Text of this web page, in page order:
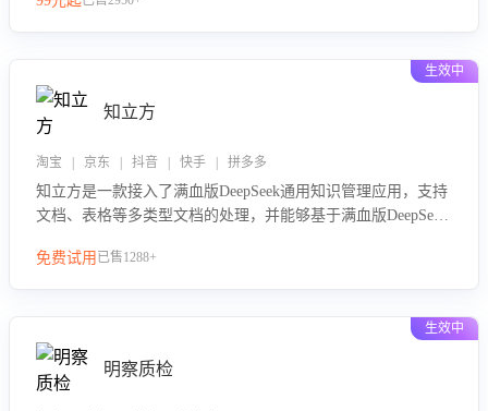
生效中
知立方
淘宝 | 京东 | 抖音 | 快手 | 拼多多
知立方是一款接入了满血版DeepSeek通用知识管理应用，支持
文档、表格等多类型文档的处理，并能够基于满血版DeepSeek
助用户高效管理和利用知识资源。通过该产品，用户可以轻松
免费试用 已售1288+
生效中
明察质检